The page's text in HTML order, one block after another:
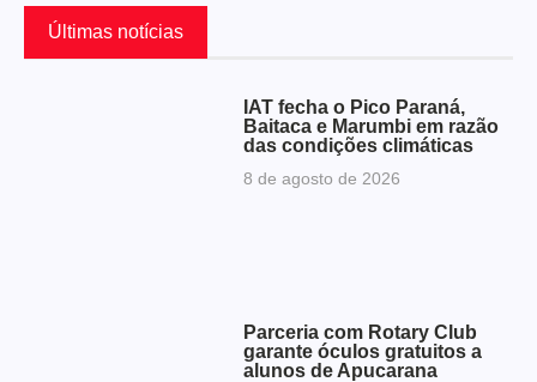
Últimas notícias
IAT fecha o Pico Paraná,
Baitaca e Marumbi em razão
das condições climáticas
8 de agosto de 2026
Parceria com Rotary Club
garante óculos gratuitos a
alunos de Apucarana